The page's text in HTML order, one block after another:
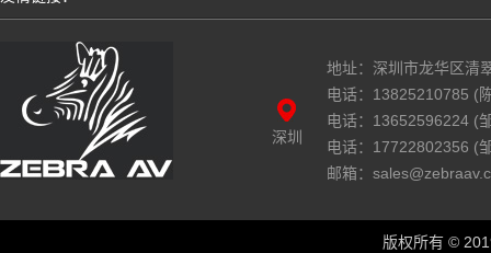
深圳
地址：深圳市龙华区清
电话：13825210785 (
电话：13652596224 (
电话：17722802356 (
邮箱：
版权所有 ©